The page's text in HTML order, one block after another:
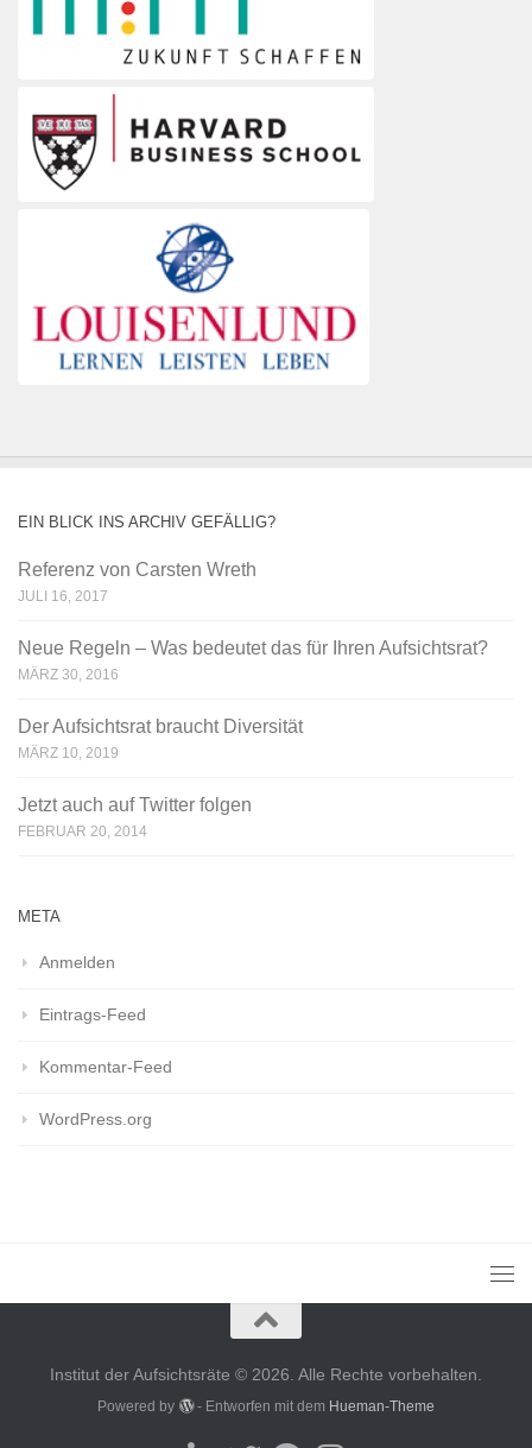
EIN BLICK INS ARCHIV GEFÄLLIG?
Referenz von Carsten Wreth
JULI 16, 2017
Neue Regeln – Was bedeutet das für Ihren Aufsichtsrat?
MÄRZ 30, 2016
Der Aufsichtsrat braucht Diversität
MÄRZ 10, 2019
Jetzt auch auf Twitter folgen
FEBRUAR 20, 2014
META
Anmelden
Eintrags-Feed
Kommentar-Feed
WordPress.org
Institut der Aufsichtsräte © 2026. Alle Rechte vorbehalten.
Powered by - Entworfen mit dem Hueman-Theme